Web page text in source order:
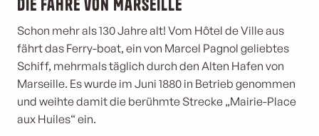
Die Fähre von Marseille
Schon mehr als 130 Jahre alt! Vom Hôtel de Ville aus
fährt das Ferry-boat, ein von Marcel Pagnol geliebtes
Schiff, mehrmals täglich durch den Alten Hafen von
Marseille. Es wurde im Juni 1880 in Betrieb genommen
und weihte damit die berühmte Strecke „Mairie-Place
aux Huiles“ ein.